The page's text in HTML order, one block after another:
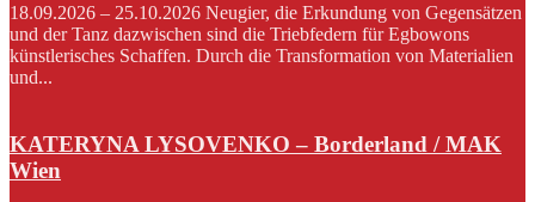
18.09.2026 – 25.10.2026 Neugier, die Erkundung von Gegensätzen
und der Tanz dazwischen sind die Triebfedern für Egbowons
künstlerisches Schaffen. Durch die Transformation von Materialien
und...
KATERYNA LYSOVENKO – Borderland / MAK
Wien